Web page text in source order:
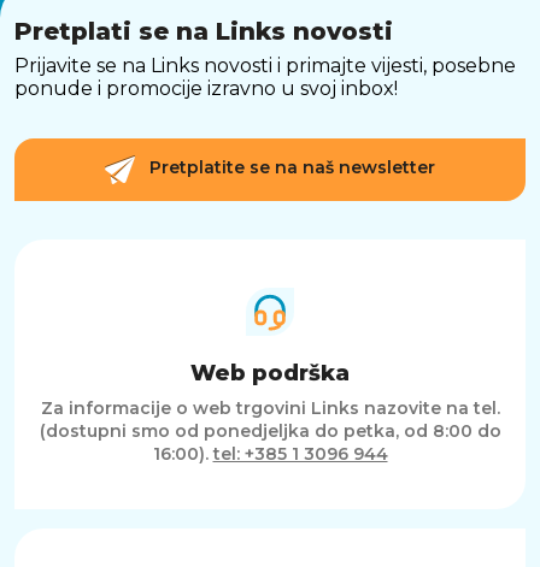
Pretplati se na Links novosti
Prijavite se na Links novosti i primajte vijesti, posebne
ponude i promocije izravno u svoj inbox!
Pretplatite se na naš newsletter
Web podrška
Za informacije o web trgovini Links nazovite na tel.
(dostupni smo od ponedjeljka do petka, od 8:00 do
16:00).tel: +385 1 3096 944